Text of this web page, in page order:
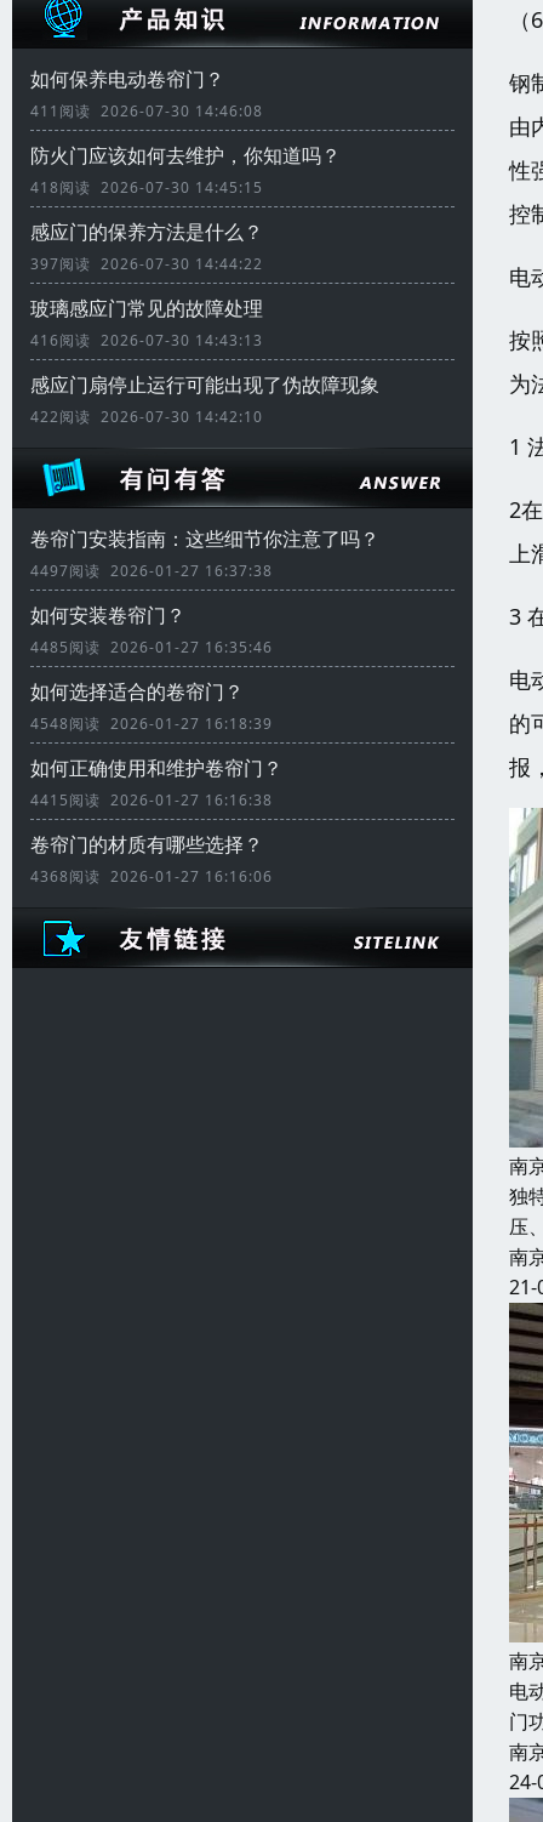
如何保养电动卷帘门？
411阅读 2026-07-30 14:46:08
防火门应该如何去维护，你知道吗？
418阅读 2026-07-30 14:45:15
感应门的保养方法是什么？
397阅读 2026-07-30 14:44:22
玻璃感应门常见的故障处理
416阅读 2026-07-30 14:43:13
感应门扇停止运行可能出现了伪故障现象
422阅读 2026-07-30 14:42:10
卷帘门安装指南：这些细节你注意了吗？
4497阅读 2026-01-27 16:37:38
如何安装卷帘门？
4485阅读 2026-01-27 16:35:46
如何选择适合的卷帘门？
4548阅读 2026-01-27 16:18:39
如何正确使用和维护卷帘门？
4415阅读 2026-01-27 16:16:38
卷帘门的材质有哪些选择？
4368阅读 2026-01-27 16:16:06
钢
由
性
控
电
按
为
1
2
上
3
电
的
报
南
独
压
南
21-
南
电
门
南
24-